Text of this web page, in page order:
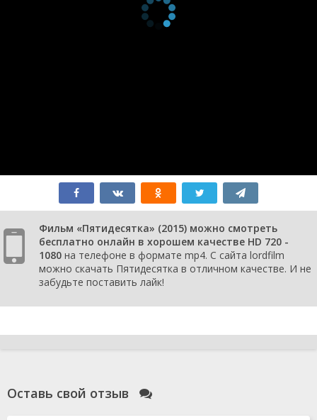
Фильм «Пятидесятка» (2015) можно смотреть
бесплатно онлайн в хорошем качестве HD 720 -
1080 на телефоне в формате mp4. С сайта lordfilm
можно скачать Пятидесятка в отличном качестве. И не
забудьте поставить лайк!
Оставь свой отзыв